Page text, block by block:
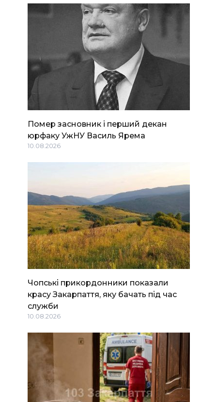
Помер засновник і перший декан
юрфаку УжНУ Василь Ярема
10.08.2026
Чопські прикордонники показали
красу Закарпаття, яку бачать під час
служби
10.08.2026